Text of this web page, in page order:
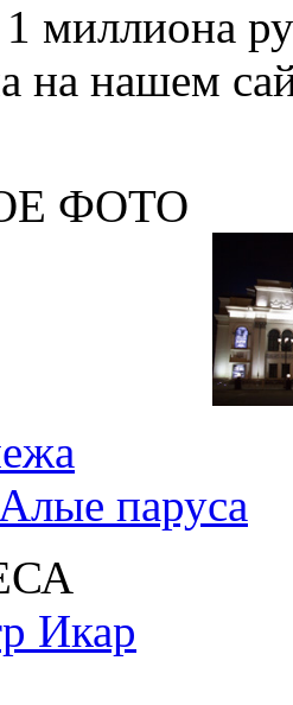
миллиона
на нашем
ФОТО
паруса
Икар